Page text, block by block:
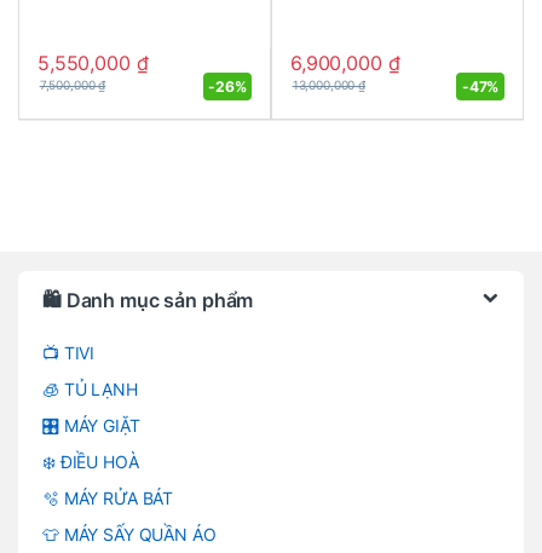
5,550,000 ₫
7,500,000₫ -26%
6,900,000 ₫
13,000,000₫ -47%
🛍️ Danh mục sản phẩm
📺 TIVI
🧊 TỦ LẠNH
🎛️ MÁY GIẶT
❄️ ĐIỀU HOÀ
🫧 MÁY RỬA BÁT
👕 MÁY SẤY QUẦN ÁO